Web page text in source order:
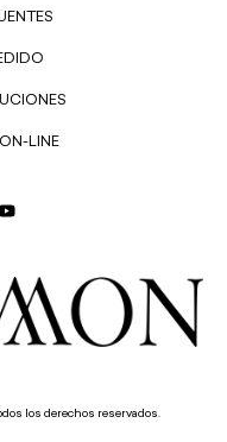
LINE
los derechos reservados.